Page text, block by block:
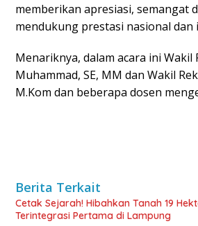
memberikan apresiasi, semangat
mendukung prestasi nasional
Menariknya, dalam acara ini
Muhammad, SE, MM dan Wakil
M.Kom dan beberapa dosen
Berita Terkait
Cetak Sejarah! Hibahkan Tanah 19
Terintegrasi Pertama di Lampung